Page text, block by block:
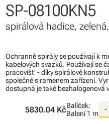
SP-08100KN5
spirálová hadice,
Ochranné spirály se používají k
kabelových svazků. Používají se
pracovišť - díky spirálové
společně s ramenem zařízení.
dostupná je také bezhalogenová
5830.04 KčBalíček:
Balení 1 m
-